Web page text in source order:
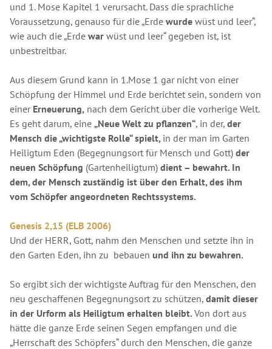
und 1. Mose Kapitel 1 verursacht. Dass die sprachliche
Voraussetzung, genauso für die „Erde wurde wüst und leer“,
wie auch die „Erde war wüst und leer“ gegeben ist, ist
unbestreitbar.
Aus diesem Grund kann in 1.Mose 1 gar nicht von einer
Schöpfung der Himmel und Erde berichtet sein, sondern von
einer Erneuerung, nach dem Gericht über die vorherige Welt.
Es geht darum, eine „Neue Welt zu pflanzen“, in der, der
Mensch die „wichtigste Rolle“ spielt, in der man im Garten
Heiligtum Eden (Begegnungsort für Mensch und Gott) der
neuen Schöpfung (Gartenheiligtum) dient – bewahrt. In
dem, der Mensch zuständig ist über den Erhalt, des ihm
vom Schöpfer angeordneten Rechtssystems.
Genesis 2,15 (ELB 2006)
Und der HERR, Gott, nahm den Menschen und setzte ihn in
den Garten Eden, ihn zu bebauen und ihn zu bewahren.
So ergibt sich der wichtigste Auftrag für den Menschen, den
neu geschaffenen Begegnungsort zu schützen, damit dieser
in der Urform als Heiligtum erhalten bleibt. Von dort aus
hätte die ganze Erde seinen Segen empfangen und die
„Herrschaft des Schöpfers“ durch den Menschen, die ganze